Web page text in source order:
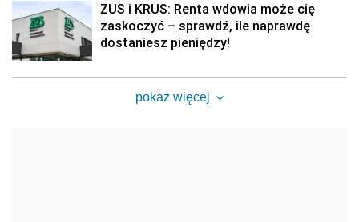
ZUS i KRUS: Renta wdowia może cię
zaskoczyć – sprawdź, ile naprawdę
dostaniesz pieniędzy!
pokaż więcej